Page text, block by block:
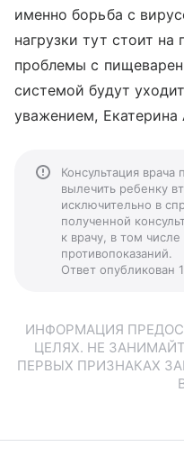
именно борьба с
нагрузки тут стоит
проблемы с
системой будут
уважением, Екатерина
Консультация
вылечить ребенку
исключительно в
полученной
к врачу, в том
противопоказаний.
Ответ опубликован
ИНФОРМАЦИЯ
ЦЕЛЯХ. НЕ
ПЕРВЫХ ПРИЗНАКАХ